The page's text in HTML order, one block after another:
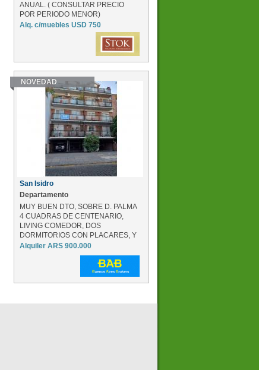
ANUAL. ( CONSULTAR PRECIO
POR PERIODO MENOR)
EQUIPADO A ESTRE...
Alq. c/muebles USD 750
NOVEDAD
San Isidro
Departamento
MUY BUEN DTO, SOBRE D. PALMA
4 CUADRAS DE CENTENARIO,
LIVING COMEDOR, DOS
DORMITORIOS CON PLACARES, Y
BALCO...
Alquiler ARS 900.000